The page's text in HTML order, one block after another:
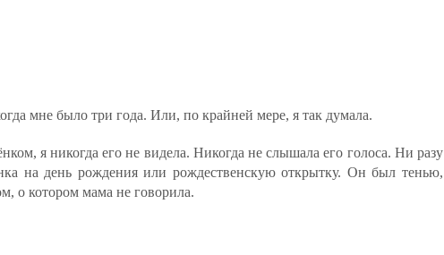
мне было три года. Или, по крайней мере, я так думала.
я никогда его не видела. Никогда не слышала его голоса. Ни разу
на день рождения или рождественскую открытку. Он был тенью,
о котором мама не говорила.